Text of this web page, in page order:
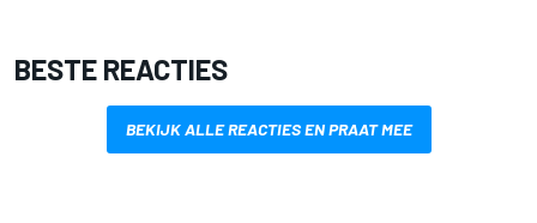
BESTE REACTIES
BEKIJK ALLE REACTIES EN PRAAT MEE